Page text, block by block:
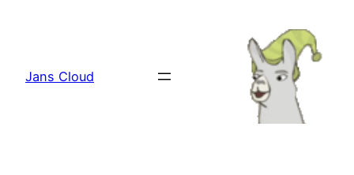
Jans Cloud